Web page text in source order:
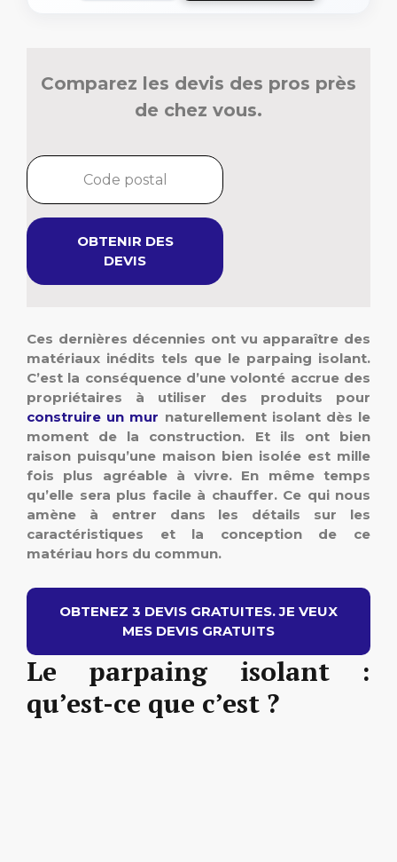
Comparez les devis des pros près
de chez vous.
OBTENIR DES
DEVIS
Ces dernières décennies ont vu apparaître des
matériaux inédits tels que le parpaing isolant.
C’est la conséquence d’une volonté accrue des
propriétaires à utiliser des produits pour
construire un mur naturellement isolant dès le
moment de la construction. Et ils ont bien
raison puisqu’une maison bien isolée est mille
fois plus agréable à vivre. En même temps
qu’elle sera plus facile à chauffer. Ce qui nous
amène à entrer dans les détails sur les
caractéristiques et la conception de ce
matériau hors du commun.
OBTENEZ 3 DEVIS GRATUITES. JE VEUX
MES DEVIS GRATUITS
Le parpaing isolant :
qu’est-ce que c’est ?